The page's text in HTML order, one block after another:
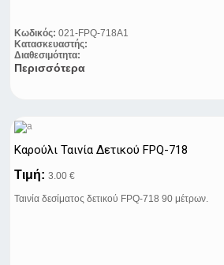
Κωδικός: 021-FPQ-718A1
Κατασκευαστής:
Διαθεσιμότητα:
Περισσότερα
Καρούλι Ταινία Δετικού FPQ-718
Τιμή: 3.00 €
Ταινία δεσίματος δετικού FPQ-718 90 μέτρων.